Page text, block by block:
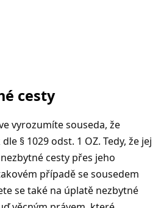
cesty
vyrozumíte souseda, že
§ 1029 odst. 1 OZ. Tedy, že jej
cesty přes jeho
případě se sousedem
se také na úplatě nezbytné